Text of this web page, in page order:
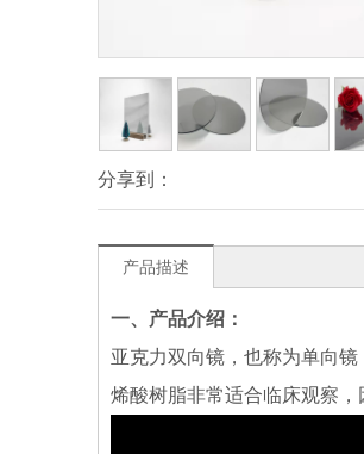
分享到：
产品描述
一、产品介绍：
亚克力双向镜，也称为单向
烯酸树脂非常适合临床观察